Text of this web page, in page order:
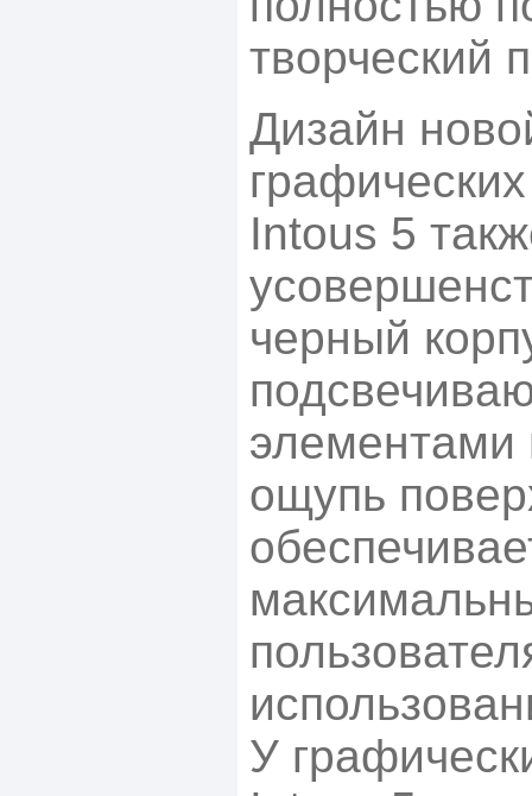
творческий
Дизайн
Intous 5
черный
элементами
ощупь
У